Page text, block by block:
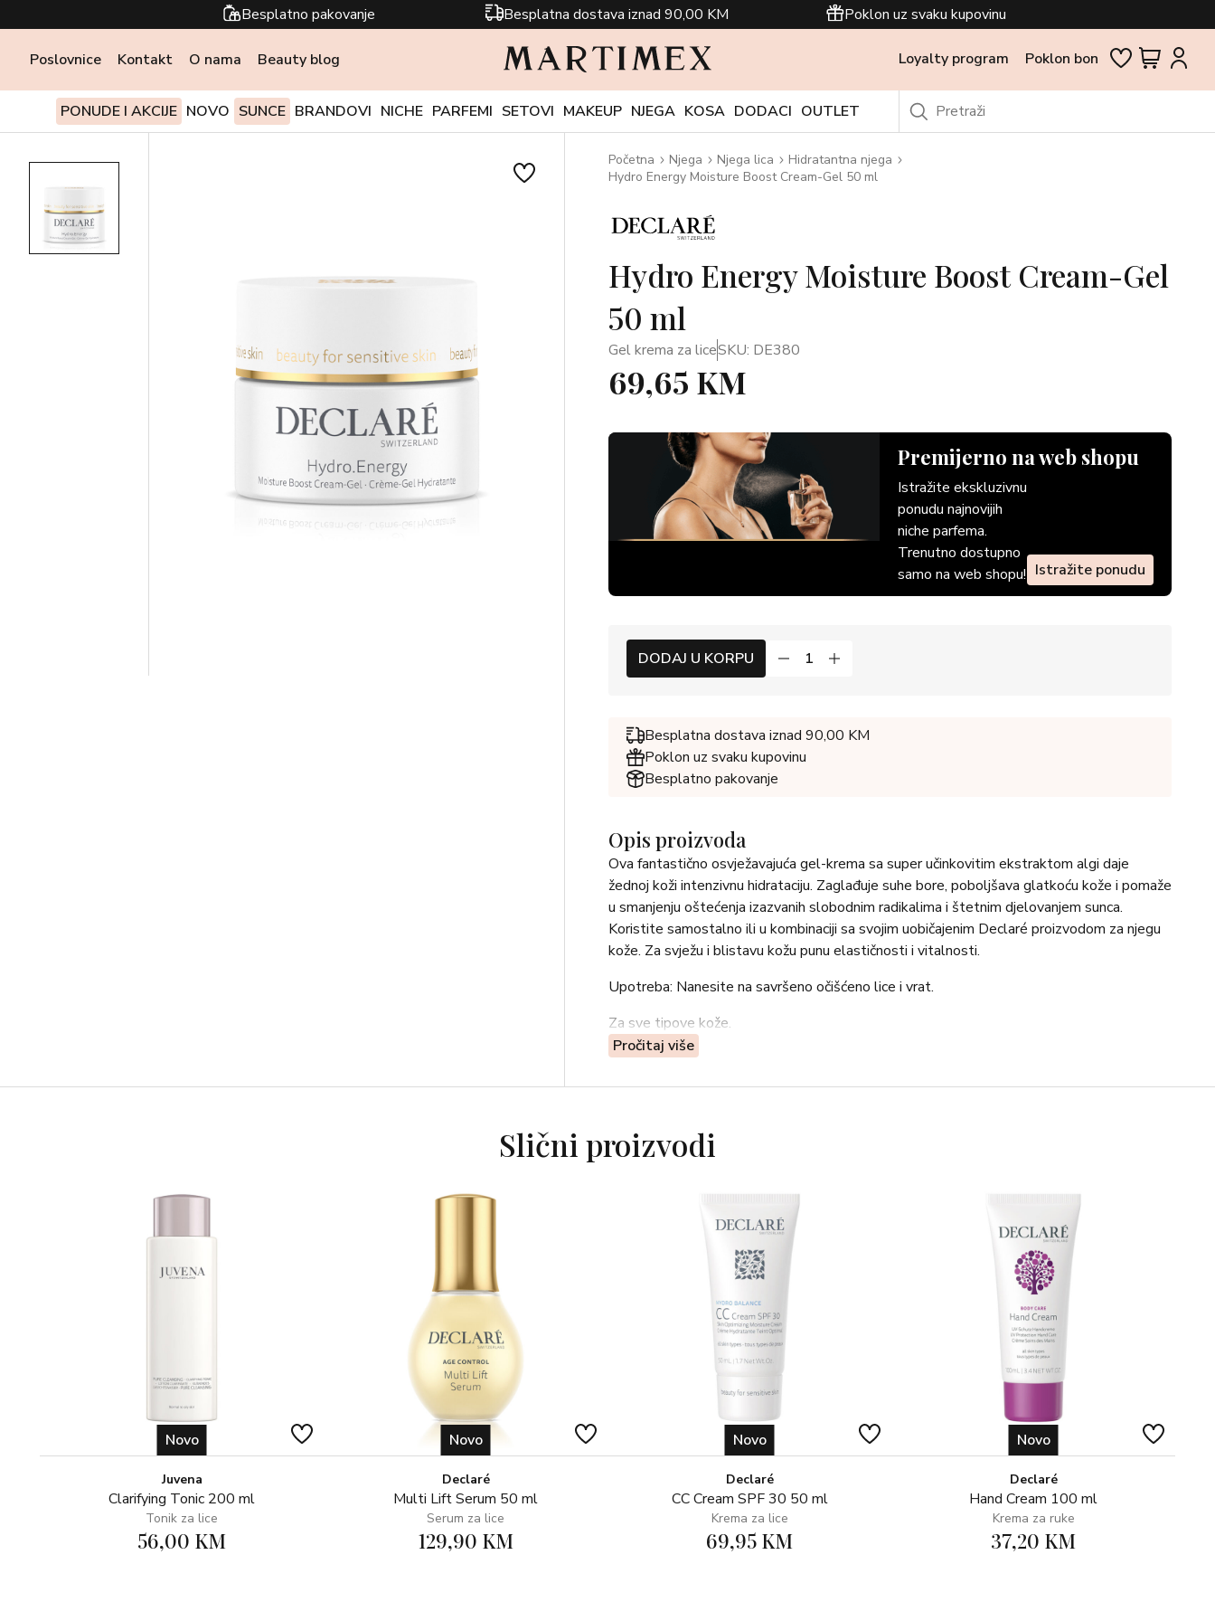
Besplatno pakovanje Besplatna dostava iznad 90,00 KM Poklon uz svaku kupovinu
Poslovnice Kontakt O nama Beauty blog Loyalty program Poklon bon
PONUDE I AKCIJE NOVO SUNCE BRANDOVI NICHE PARFEMI SETOVI MAKEUP NJEGA KOSA DODACI OUTLET
Početna Njega Njega lica
Hidratantna njega
Hydro Energy Moisture Boost Cream-Gel 50 ml
Hydro Energy Moisture Boost Cream-Gel
50 ml
Gel krema za liceSKU: DE380
69,65 KM
Premijerno na web shopu
Istražite ekskluzivnu
ponudu najnovijih
niche parfema.
Trenutno dostupno
samo na web shopu! Istražite ponudu
DODAJ U KORPU
Besplatna dostava iznad 90,00 KM
Poklon uz svaku kupovinu
Besplatno pakovanje
Opis proizvoda
Ova fantastično osvježavajuća gel-krema sa super učinkovitim ekstraktom algi daje
žednoj koži intenzivnu hidrataciju. Zaglađuje suhe bore, poboljšava glatkoću kože i pomaže
u smanjenju oštećenja izazvanih slobodnim radikalima i štetnim djelovanjem sunca.
Koristite samostalno ili u kombinaciji sa svojim uobičajenim Declaré proizvodom za njegu
kože. Za svježu i blistavu kožu punu elastičnosti i vitalnosti.
Upotreba: Nanesite na savršeno očišćeno lice i vrat.
Za sve tipove kože.
Pročitaj više
Slični proizvodi
Novo
Juvena
Clarifying Tonic 200 ml
Tonik za lice
56,00 KM
Novo
Declaré
Multi Lift Serum 50 ml
Serum za lice
129,90 KM
Novo
Declaré
CC Cream SPF 30 50 ml
Krema za lice
69,95 KM
Novo
Declaré
Hand Cream 100 ml
Krema za ruke
37,20 KM